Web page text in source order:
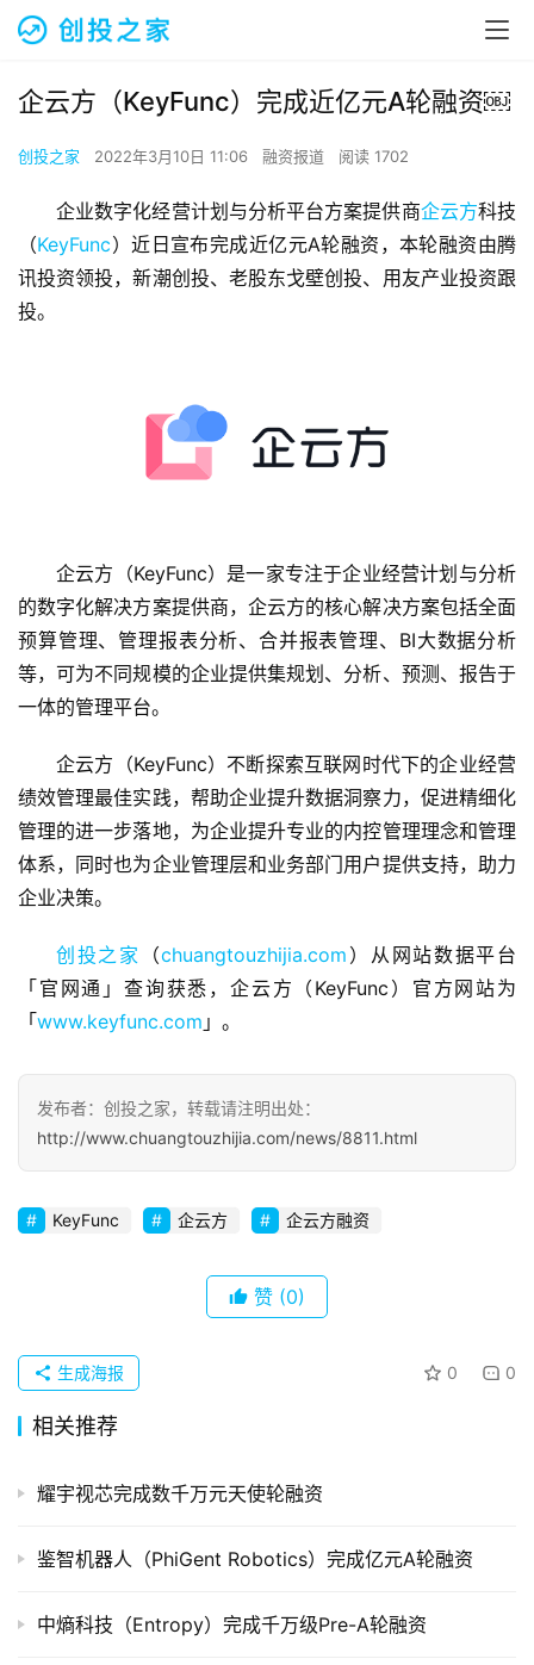
首
融
资
报
道
业
观
初
创
企
业
布
并
组
公
上
登录
投稿
企云方（KeyFunc）完成近亿元A轮融资￼
创投之家 2022年3月10日 11:06 融资报道 阅读 1702
企业数字化经营计划与分析平台方案提供商企云方科技
（KeyFunc）近日宣布完成近亿元A轮融资，本轮融资由腾
讯投资领投，新潮创投、老股东戈壁创投、用友产业投资跟
投。
企云方（KeyFunc）是一家专注于企业经营计划与分析
的数字化解决方案提供商，企云方的核心解决方案包括全面
预算管理、管理报表分析、合并报表管理、BI大数据分析
等，可为不同规模的企业提供集规划、分析、预测、报告于
一体的管理平台。
企云方（KeyFunc）不断探索互联网时代下的企业经营
绩效管理最佳实践，帮助企业提升数据洞察力，促进精细化
管理的进一步落地，为企业提升专业的内控管理理念和管理
体系，同时也为企业管理层和业务部门用户提供支持，助力
企业决策。
创投之家 （chuangtouzhijia.com ）从网站数据平台
「官网通」查询获悉，企云方（KeyFunc）官方网站为
「www.keyfunc.com 」。
发布者：创投之家，转载请注明出处：
http://www.chuangtouzhijia.com/news/8811.html
KeyFunc 企云方 企云方融资
赞 (0)
0 0
生成海报
相关推荐
耀宇视芯完成数千万元天使轮融资
鉴智机器人（PhiGent Robotics）完成亿元A轮融资
中熵科技（Entropy）完成千万级Pre-A轮融资